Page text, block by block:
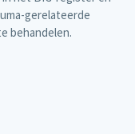
gerelateerde
behandelen.